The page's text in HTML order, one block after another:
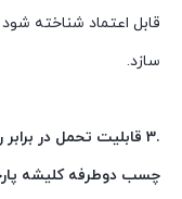
قابل اعتماد شناخته شود
سازد.
.3 قابلیت تحمل در برابر رطوبت و دما:
چسب دوطرفه کلیشه